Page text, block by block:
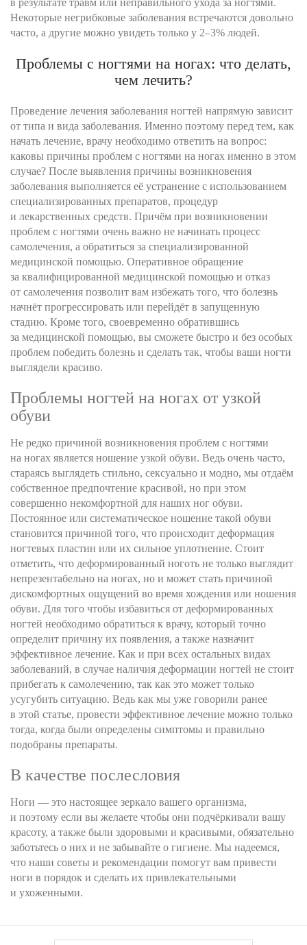
в результате травм или неправильного ухода за ногтями.
Некоторые негрибковые заболевания встречаются довольно
часто, а другие можно увидеть только у 2–3% людей.
Проблемы с ногтями на ногах: что делать,
чем лечить?
Проведение лечения заболевания ногтей напрямую зависит
от типа и вида заболевания. Именно поэтому перед тем, как
начать лечение, врачу необходимо ответить на вопрос:
каковы причины проблем с ногтями на ногах именно в этом
случае? После выявления причины возникновения
заболевания выполняется её устранение с использованием
специализированных препаратов, процедур
и лекарственных средств. Причём при возникновении
проблем с ногтями очень важно не начинать процесс
самолечения, а обратиться за специализированной
медицинской помощью. Оперативное обращение
за квалифицированной медицинской помощью и отказ
от самолечения позволит вам избежать того, что болезнь
начнёт прогрессировать или перейдёт в запущенную
стадию. Кроме того, своевременно обратившись
за медицинской помощью, вы сможете быстро и без особых
проблем победить болезнь и сделать так, чтобы ваши ногти
выглядели красиво.
Проблемы ногтей на ногах от узкой
обуви
Не редко причиной возникновения проблем с ногтями
на ногах является ношение узкой обуви. Ведь очень часто,
стараясь выглядеть стильно, сексуально и модно, мы отдаём
собственное предпочтение красивой, но при этом
совершенно некомфортной для наших ног обуви.
Постоянное или систематическое ношение такой обуви
становится причиной того, что происходит деформация
ногтевых пластин или их сильное уплотнение. Стоит
отметить, что деформированный ноготь не только выглядит
непрезентабельно на ногах, но и может стать причиной
дискомфортных ощущений во время хождения или ношения
обуви. Для того чтобы избавиться от деформированных
ногтей необходимо обратиться к врачу, который точно
определит причину их появления, а также назначит
эффективное лечение. Как и при всех остальных видах
заболеваний, в случае наличия деформации ногтей не стоит
прибегать к самолечению, так как это может только
усугубить ситуацию. Ведь как мы уже говорили ранее
в этой статье, провести эффективное лечение можно только
тогда, когда были определены симптомы и правильно
подобраны препараты.
В качестве послесловия
Ноги — это настоящее зеркало вашего организма,
и поэтому если вы желаете чтобы они подчёркивали вашу
красоту, а также были здоровыми и красивыми, обязательно
заботьтесь о них и не забывайте о гигиене. Мы надеемся,
что наши советы и рекомендации помогут вам привести
ноги в порядок и сделать их привлекательными
и ухоженными.